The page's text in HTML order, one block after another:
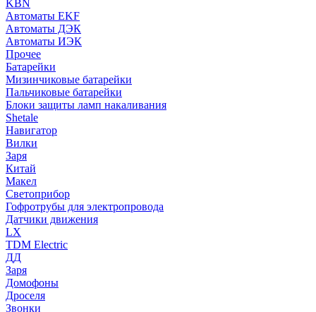
KBN
Автоматы EKF
Автоматы ДЭК
Автоматы ИЭК
Прочее
Батарейки
Мизинчиковые батарейки
Пальчиковые батарейки
Блоки защиты ламп накаливания
Shetale
Навигатор
Вилки
Заря
Китай
Макел
Светоприбор
Гофротрубы для электропровода
Датчики движения
LX
TDM Electric
ДД
Заря
Домофоны
Дроселя
Звонки